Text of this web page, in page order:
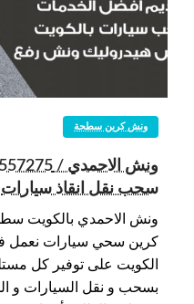
ونش كرين سطحة
سحب نقل انقاذ سيارات
ونش الاحمدي بالكويت
كرين سحي سيارات نعمل
الكويت على توفير كل
بسحب و نقل السيارات و